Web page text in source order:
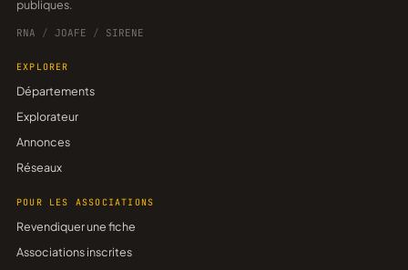
publiques.
RNA / JOAFE / SIRENE
EXPLORER
Départements
Explorateur
Annonces
Réseaux
POUR LES ASSOCIATIONS
Revendiquer une fiche
Associations inscrites